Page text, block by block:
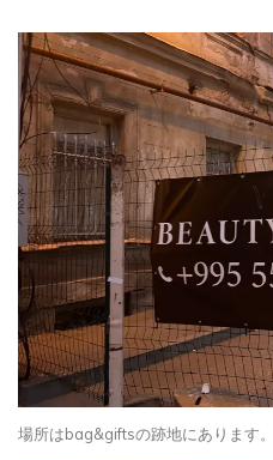
場所はbag&giftsの跡地にあります。